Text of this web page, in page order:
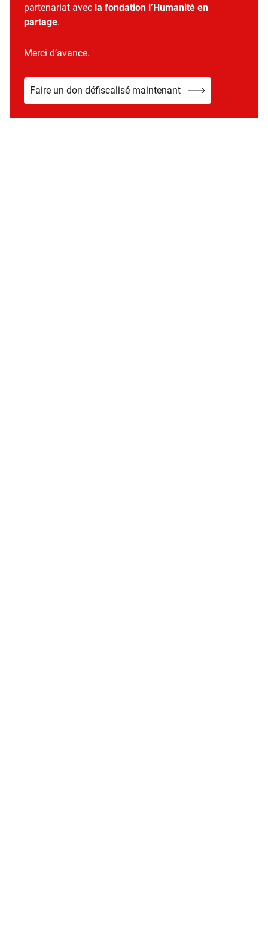
partenariat avec la fondation l’Humanité en
partage.
Merci d’avance.
Faire un don défiscalisé maintenant